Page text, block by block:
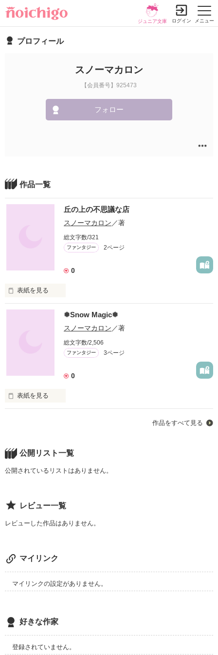
メニュー
ジュニア文庫 ログイン
プロフィール
スノーマカロン
【会員番号】925473
フォロー
作品一覧
丘の上の不思議な店
スノーマカロン ／著
総文字数/321
ファンタジー 2ページ
0
表紙を見る
未編集
作品を読む
❅Snow Magic❅
スノーマカロン ／著
総文字数/2,506
ファンタジー 3ページ
0
表紙を見る
作品をすべて見る
公開リスト一覧
公開されているリストはありません。
レビュー一覧
レビューした作品はありません。
マイリンク
マイリンクの設定がありません。
好きな作家
登録されていません。